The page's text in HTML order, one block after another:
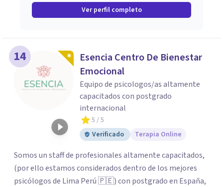
Ver perfil completo
14
Esencia Centro De Bienestar
Emocional
Equipo de psicologos/as altamente
capacitados con postgrado
internacional
5 / 5
Verificado
Terapia Online
Somos un staff de profesionales altamente capacitados,
(por ello estamos considerados dentro de los mejores
psicólogos de Lima Perú 🇵🇪) con postgrado en España,